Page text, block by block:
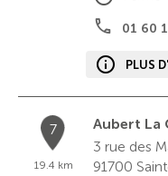
01 60
PLUS
7
19.4 km
Aubert La
3 rue des
91700